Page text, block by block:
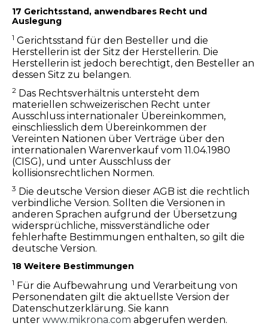
17 Gerichtsstand, anwendbares Recht und
Auslegung
1 Gerichtsstand für den Besteller und die
Herstellerin ist der Sitz der Herstellerin. Die
Herstellerin ist jedoch berechtigt, den Besteller an
dessen Sitz zu belangen.
2 Das Rechtsverhältnis untersteht dem
materiellen schweizerischen Recht unter
Ausschluss internationaler Übereinkommen,
einschliesslich dem Übereinkommen der
Vereinten Nationen über Verträge über den
internationalen Warenverkauf vom 11.04.1980
(CISG), und unter Ausschluss der
kollisionsrechtlichen Normen.
3 Die deutsche Version dieser AGB ist die rechtlich
verbindliche Version. Sollten die Versionen in
anderen Sprachen aufgrund der Übersetzung
widersprüchliche, missverständliche oder
fehlerhafte Bestimmungen enthalten, so gilt die
deutsche Version.
18 Weitere Bestimmungen
1 Für die Aufbewahrung und Verarbeitung von
Personendaten gilt die aktuellste Version der
Datenschutzerklärung. Sie kann
unter www.mikrona.com abgerufen werden.